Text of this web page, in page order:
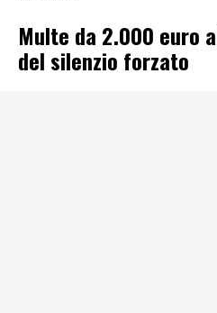
Multe da 2.000 euro
del silenzio forzato